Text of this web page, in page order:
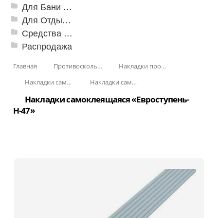
Для Бани и Сауны
Для Отдыха и Пикника
Средства от насекомых и садовых вредителей
Распродажа
Главная Противоскользящая защита для лестниц, профили, ленты
Накладки противоскользящие резиновые
Накладки самоклеящиеся «Евроступень»
Накладки самоклеящиеся «Евроступень», полоса
Накладки самоклеящаяся «Евроступень-
Н-47»